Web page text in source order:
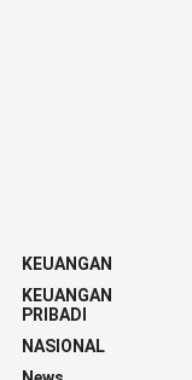
KEUANGAN
KEUANGAN
PRIBADI
NASIONAL